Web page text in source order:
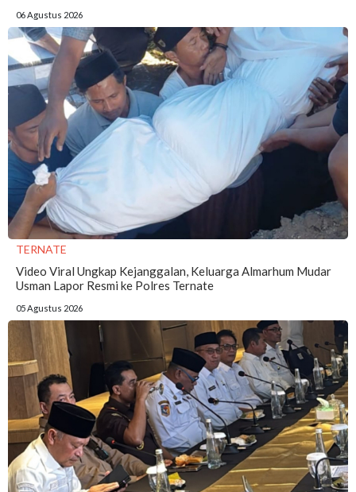
06 Agustus 2026
TERNATE
Video Viral Ungkap Kejanggalan, Keluarga Almarhum Mudar
Usman Lapor Resmi ke Polres Ternate
05 Agustus 2026